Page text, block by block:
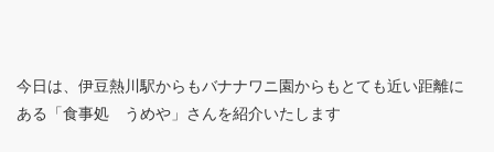
今日は、伊豆熱川駅からもバナナワニ園からもとても近い距離に
ある「食事処 うめや」さんを紹介いたします